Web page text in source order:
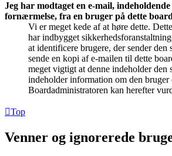
Jeg har modtaget en e-mail, indeholdende
fornærmelse, fra en bruger på dette
Vi er meget kede af at høre dette.
har indbygget
at identificere brugere, der sender
sende en kopi af e-mailen til dette
meget vigtigt at denne indeholder den
indeholder information om den bruger
Boardadministratoren kan herefter
Top
Venner og ignorerede